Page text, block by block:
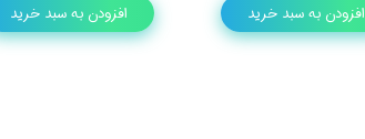
افزودن به سبد خرید افزودن به سبد خرید